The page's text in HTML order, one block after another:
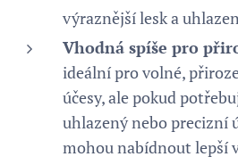
výraznější lesk a
Vhodná spíše pro
ideální pro volné,
účesy, ale pokud
uhlazený nebo precizní
mohou nabídnout lepší